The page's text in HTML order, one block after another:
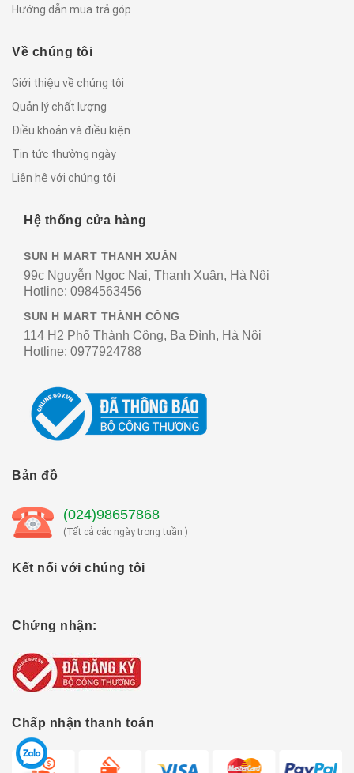
Hướng dẫn mua trả góp
Về chúng tôi
Giới thiệu về chúng tôi
Quản lý chất lượng
Điều khoản và điều kiện
Tin tức thường ngày
Liên hệ với chúng tôi
Hệ thống cửa hàng
SUN H MART THANH XUÂN
99c Nguyễn Ngọc Nại, Thanh Xuân, Hà Nội
Hotline: 0984563456
SUN H MART THÀNH CÔNG
114 H2 Phố Thành Công, Ba Đình, Hà Nội
Hotline: 0977924788
Bản đồ
(024)98657868
(Tất cả các ngày trong tuần )
Kết nối với chúng tôi
Chứng nhận:
Chấp nhận thanh toán